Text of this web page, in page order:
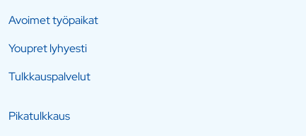
Avoimet työpaikat
Youpret lyhyesti
Tulkkauspalvelut
Pikatulkkaus